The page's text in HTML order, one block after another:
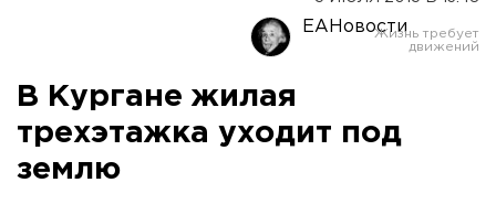
ЕАНовости
В Кургане жилая
трехэтажка уходит под
землю